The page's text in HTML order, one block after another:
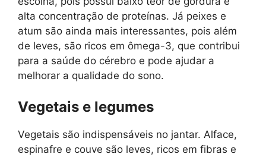
alta concentração de proteínas. Já peixes e
atum são ainda mais interessantes, pois além
de leves, são ricos em ômega-3, que contribui
para a saúde do cérebro e pode ajudar a
melhorar a qualidade do sono.
Vegetais e legumes
Vegetais são indispensáveis no jantar. Alface,
espinafre e couve são leves, ricos em fibras e